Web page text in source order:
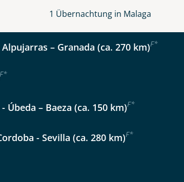
Keine Reisen auf der Merkliste
in Andalusien
1 Übernachtung in Malaga
– Granada (ca. 270 km)F*
F*
Úbeda – Baeza (ca. 150 km)F*
- Sevilla (ca. 280 km)F*